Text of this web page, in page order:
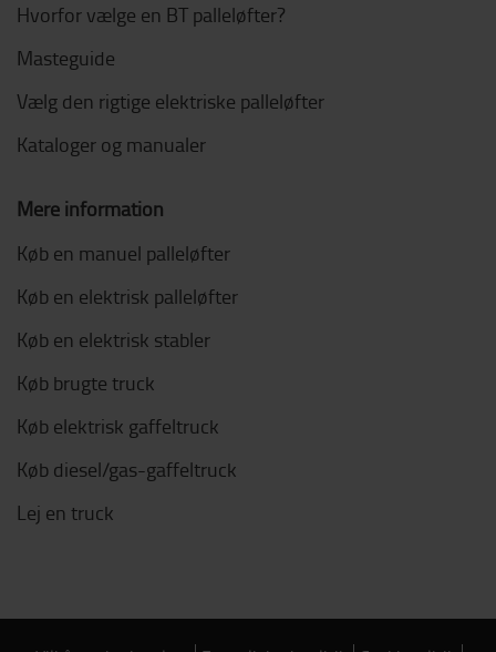
Hvorfor vælge en BT palleløfter?
Masteguide
Vælg den rigtige elektriske palleløfter
Kataloger og manualer
Mere information
Køb en manuel palleløfter
Køb en elektrisk palleløfter
Køb en elektrisk stabler
Køb brugte truck
Køb elektrisk gaffeltruck
Køb diesel/gas-gaffeltruck
Lej en truck